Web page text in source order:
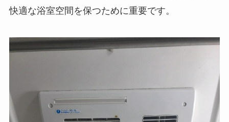
快適な浴室空間を保つために重要です。